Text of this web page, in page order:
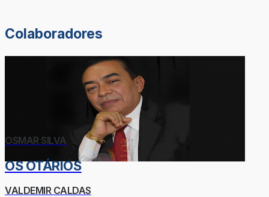
Colaboradores
OSMAR SILVA
OS OTÁRIOS
VALDEMIR CALDAS